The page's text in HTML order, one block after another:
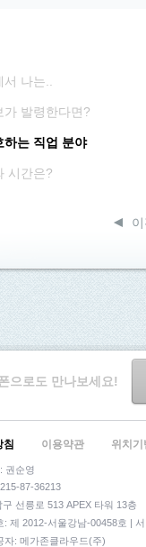
나는..
가 발령한다면?
하는 직업 분야
시간은?
으로도 만나보세요!
침 이용약관 위치
권순영
87-36213
선릉로 513 APEX 타워 13층
: 제 2012-서울강남-00458호 |
자: 메가존클라우드(주)